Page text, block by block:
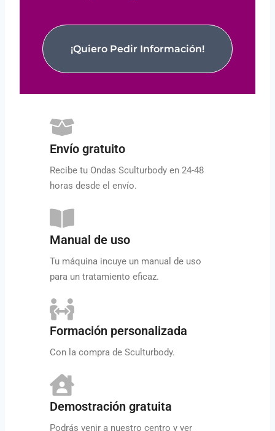
¡Quiero Pedir Información!
Envío gratuito
Recibe tu Ondas Sculturbody en 24-48
horas desde el envío.
Manual de uso
Tu máquina incuye un manual de uso
para un tratamiento eficaz.
Formación personalizada
Con la compra de Sculturbody.
Demostración gratuita
Podrás venir a nuestro centro y ver